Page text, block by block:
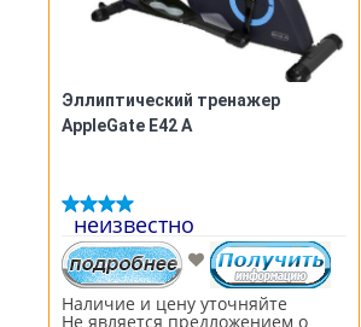
Эллиптический тренажер
AppleGate E42 A
неизвестно
Наличие и цену уточняйте
Не является предложением о